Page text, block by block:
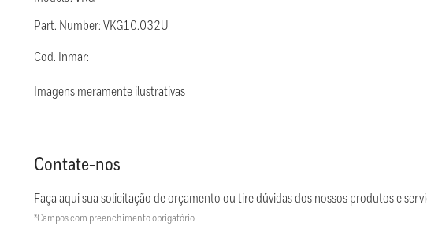
Part. Number: VKG10.032U
Cod. Inmar:
Imagens meramente ilustrativas
Contate-nos
Faça aqui sua solicitação de orçamento ou tire dúvidas dos nossos produtos e
*Campos com preenchimento obrigatório